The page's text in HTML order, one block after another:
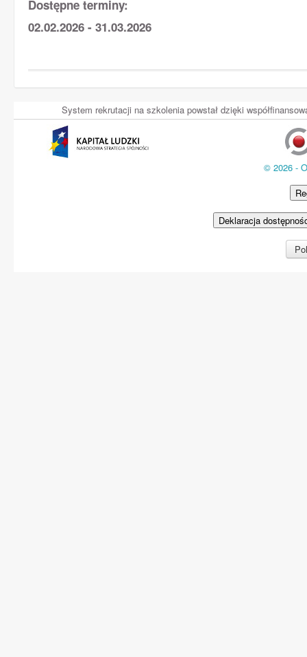
Dostępne terminy:
02.02.2026 - 31.03.2026
System rekrutacji na szkolenia powstał dzięki
© 2026 -
Deklaracja